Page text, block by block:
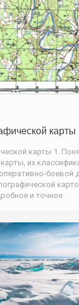
карты
карты 1.
их
боевой
и точное